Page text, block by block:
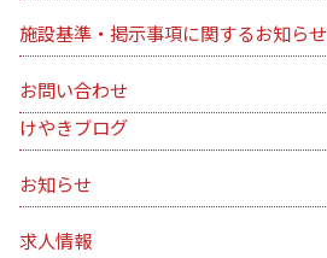
施設基準・掲示事項に関するお知らせ
お問い合わせ
けやきブログ
お知らせ
求人情報